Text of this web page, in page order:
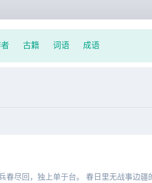
古籍 词语 成语
春尽回，独上单于台。 春日里无战事边疆